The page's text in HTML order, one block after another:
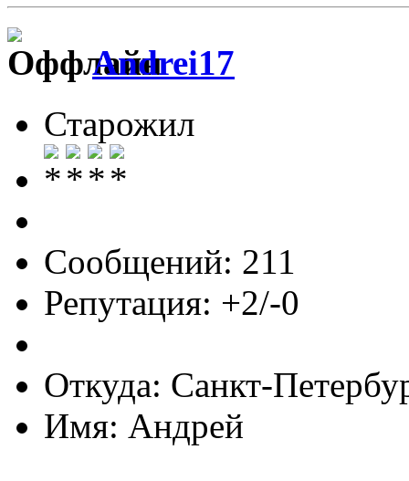
Andrei17
Старожил
Сообщений: 211
Репутация: +2/-0
Откуда: Санкт-
Имя: Андрей